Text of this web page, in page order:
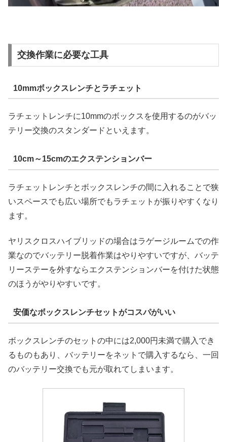
交換作業に必要な工具
10mmボックスレンチとラチェット
ラチェットレンチに10mmのボックスを使用するのがバッ
テリー交換のスタンダードといえます。
10cm～15cmのエクステンションバー
ラチェットレンチとボックスレンチの間に入れることで狭
いスペースでも広い場所でもラチェットが振りやすくなり
ます。
ヤリスクロスハイブリッドの場合はラゲージルームでの作
業なのでバッテリー脱着作業はやりやすいですが、バッテ
リーステーを外すならエクステンションバーを付けた状態
のほうがやりやすいです。
安価なボックスレンチセットがコスパがいい
ボックスレンチのセットの中には2,000円未満で購入でき
るものもあり、バッテリーをネットで購入するなら、一回
のバッテリー交換でも元が取れてしまいます。